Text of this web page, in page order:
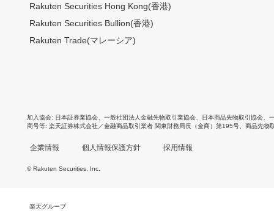
Rakuten Securities Hong Kong(香港)
Rakuten Securities Bullion(香港)
Rakuten Trade(マレーシア)
加入協会 日本証券業協会 一般社団法人金融先物取引業協会 日本商品先物取引協会
商号等 楽天証券株式会社／金融商品取引業者 関東財務局長（金商）第195号、商品先物
企業情報 個人情報保護方針 採用情報
© Rakuten Securities, Inc.
楽天グループ